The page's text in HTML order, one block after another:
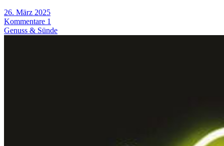
26. März 2025
Kommentare 1
Genuss & Sünde